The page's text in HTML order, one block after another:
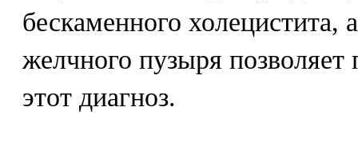
бескаменного холецистита,
желчного пузыря
этот диагноз.